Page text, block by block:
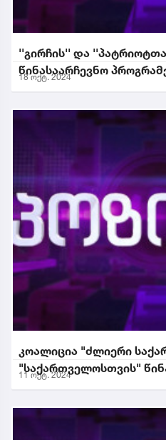
''გირჩის'' და
წინასაარჩევნო
18 ოქტ. 2024
კოალიცია "ძლიერი
"საქართველოსთვის"
11 ოქტ. 2024